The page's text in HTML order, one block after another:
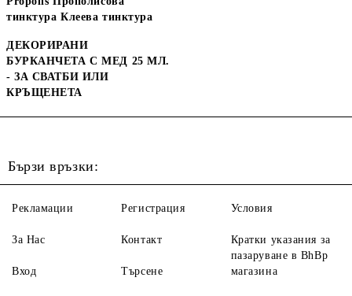
тинктура Клеева тинктура
ДЕКОРИРАНИ
БУРКАНЧЕТА С МЕД 25 МЛ.
- ЗА СВАТБИ ИЛИ
КРЪЩЕНЕТА
Бързи връзки:
Рекламации
За Нас
Вход
Регистрация
Контакт
Търсене
Условия
Кратки указания за
пазаруване в BhBp
магазина